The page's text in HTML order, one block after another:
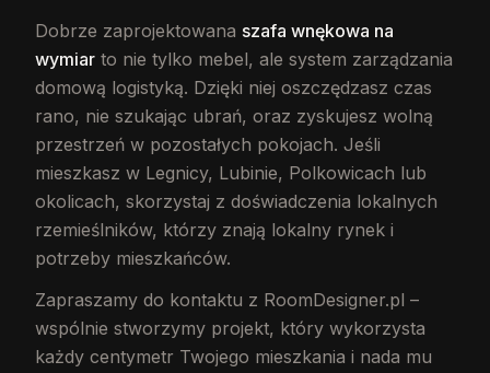
Dobrze zaprojektowana szafa wnękowa na
wymiar to nie tylko mebel, ale system zarządzania
domową logistyką. Dzięki niej oszczędzasz czas
rano, nie szukając ubrań, oraz zyskujesz wolną
przestrzeń w pozostałych pokojach. Jeśli
mieszkasz w Legnicy, Lubinie, Polkowicach lub
okolicach, skorzystaj z doświadczenia lokalnych
rzemieślników, którzy znają lokalny rynek i
potrzeby mieszkańców.
Zapraszamy do kontaktu z RoomDesigner.pl –
wspólnie stworzymy projekt, który wykorzysta
każdy centymetr Twojego mieszkania i nada mu